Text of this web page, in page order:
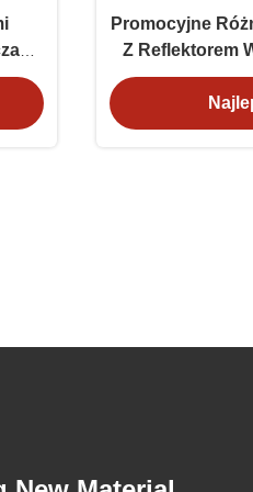
Promocyjne
Z Reflektorem
Drogowy